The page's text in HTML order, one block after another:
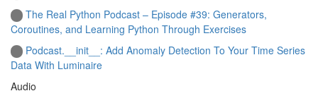
The Real Python Podcast – Episode #39: Generators,
Coroutines, and Learning Python Through Exercises
Podcast.__init__: Add Anomaly Detection To Your Time Series
Data With Luminaire
Audio